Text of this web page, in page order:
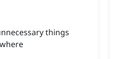
things